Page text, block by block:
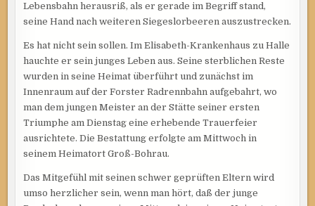
Lebensbahn herausriß, als er gerade im Begriff stand,
seine Hand nach weiteren Siegeslorbeeren auszustrecken.
Es hat nicht sein sollen. Im Elisabeth-Krankenhaus zu Halle
hauchte er sein junges Leben aus. Seine sterblichen Reste
wurden in seine Heimat überführt und zunächst im
Innenraum auf der Forster Radrennbahn aufgebahrt, wo
man dem jungen Meister an der Stätte seiner ersten
Triumphe am Dienstag eine erhebende Trauerfeier
ausrichtete. Die Bestattung erfolgte am Mittwoch in
seinem Heimatort Groß-Bohrau.
Das Mitgefühl mit seinen schwer geprüften Eltern wird
umso herzlicher sein, wenn man hört, daß der junge